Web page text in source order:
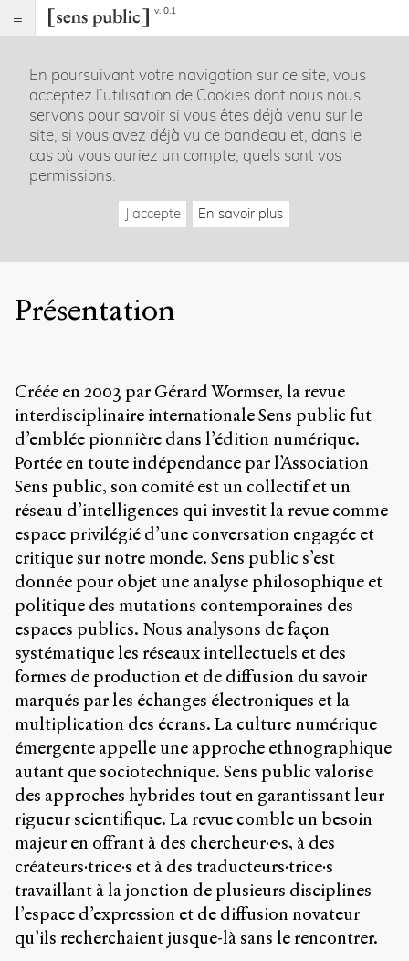
v. 0.1
Index
Rubriques
Essais
Chroniques
Entretiens
Contact
propos
du
site
Archipel
En
ligne
Mastodon
Université
de
Sherbrooke
Campus
de
Longueuil
Local
B1-
12723
150
Pl.
Charles-
Le
Moyne
Longueuil
(QC)
J4K
0B7
En poursuivant votre navigation sur ce site, vous
acceptez l’utilisation de Cookies dont nous nous
servons pour savoir si vous êtes déjà venu sur le
site, si vous avez déjà vu ce bandeau et, dans le
cas où vous auriez un compte, quels sont vos
permissions.
J'accepte En savoir plus
Présentation
Créée en 2003 par Gérard Wormser, la revue
interdisciplinaire internationale Sens public fut
d’emblée pionnière dans l’édition numérique.
Portée en toute indépendance par l’Association
Sens public, son comité est un collectif et un
réseau d’intelligences qui investit la revue comme
espace privilégié d’une conversation engagée et
critique sur notre monde. Sens public s’est
donnée pour objet une analyse philosophique et
politique des mutations contemporaines des
espaces publics. Nous analysons de façon
systématique les réseaux intellectuels et des
formes de production et de diffusion du savoir
marqués par les échanges électroniques et la
multiplication des écrans. La culture numérique
émergente appelle une approche ethnographique
autant que sociotechnique. Sens public valorise
des approches hybrides tout en garantissant leur
rigueur scientifique. La revue comble un besoin
majeur en offrant à des chercheur·e·s, à des
créateurs·trice·s et à des traducteurs·trice·s
travaillant à la jonction de plusieurs disciplines
l’espace d’expression et de diffusion novateur
qu’ils recherchaient jusque-là sans le rencontrer.